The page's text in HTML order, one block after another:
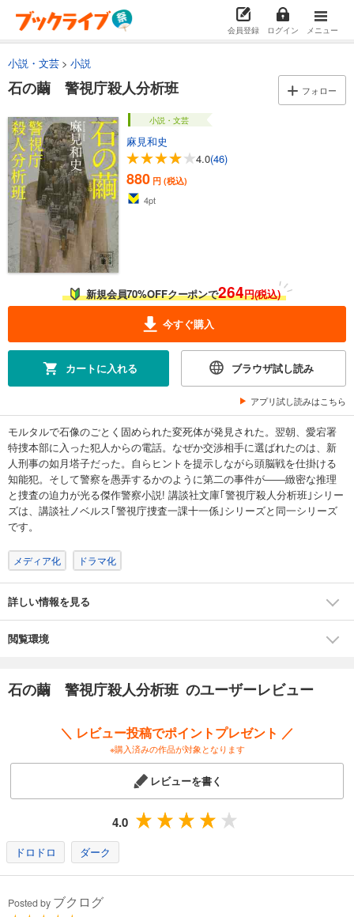
会員登録 ログイン メニュー
小説・文芸 小説
石の繭 警視庁殺人分析班 フォロー
小説・文芸
麻見和史
4.0(46)
880 円 (税込)
4pt
新規会員70%OFFクーポンで264円(税込)
今すぐ購入
カートに入れる ブラウザ試し読み
アプリ試し読みはこちら
モルタルで石像のごとく固められた変死体が発見された。翌朝、愛宕署
特捜本部に入った犯人からの電話。なぜか交渉相手に選ばれたのは、新
人刑事の如月塔子だった。自らヒントを提示しながら頭脳戦を仕掛ける
知能犯。そして警察を愚弄するかのように第二の事件が――緻密な推理
と捜査の迫力が光る傑作警察小説! 講談社文庫｢警視庁殺人分析班｣シリー
ズは、講談社ノベルス｢警視庁捜査一課十一係｣シリーズと同一シリーズ
です。
メディア化 ドラマ化
詳しい情報を見る
閲覧環境
石の繭 警視庁殺人分析班 のユーザーレビュー
＼ レビュー投稿でポイントプレゼント ／
※購入済みの作品が対象となります
レビューを書く
4.0
ドロドロ ダーク
Posted by ブクログ